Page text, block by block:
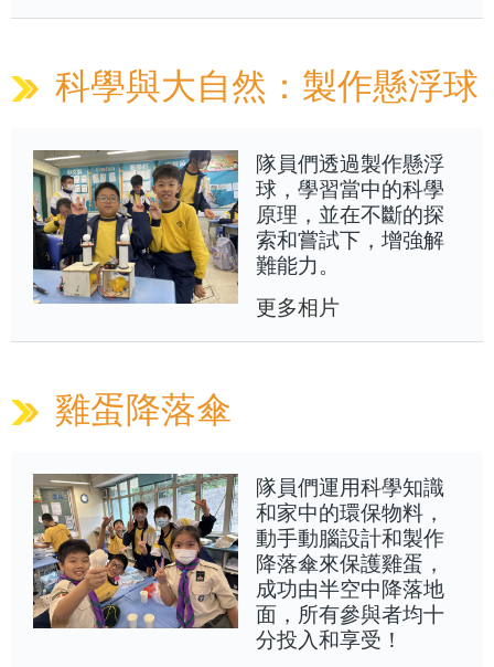
科學與大自然：製作懸浮球
隊員們透過製作懸浮
球，學習當中的科學
原理，並在不斷的探
索和嘗試下，增強解
難能力。
更多相片
雞蛋降落傘
隊員們運用科學知識
和家中的環保物料，
動手動腦設計和製作
降落傘來保護雞蛋，
成功由半空中降落地
面，所有參與者均十
分投入和享受！